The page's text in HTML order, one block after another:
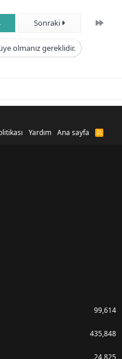
Sonraki Son
olmanız gereklidir.
Yardım Ana sayfa
R
99,614
435,848